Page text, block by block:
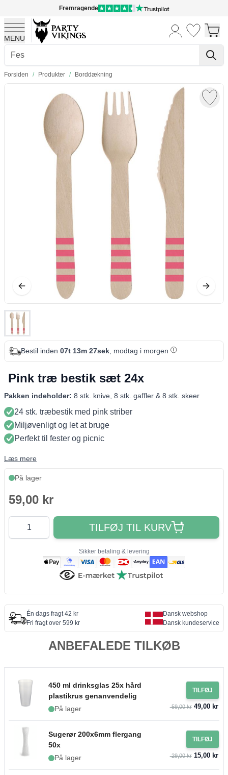
Fremragende
MENU
Skip to Content
Forsiden / Produkter / Borddækning
Bestil inden 07t 13m 26sek, modtag i morgen
Pink træ bestik sæt 24x
Pakken indeholder: 8 stk. knive, 8 stk. gaffler & 8 stk. skeer
24 stk. træbestik med pink striber
Miljøvenligt og let at bruge
Perfekt til fester og picnic
Læs mere
På lager
59,00 kr
Antal
TILFØJ TIL KURV
Sikker betaling & levering
Én dags fragt 42 kr
Fri fragt over 599 kr
Dansk webshop
Dansk kundeservice
ANBEFALEDE TILKØB
450 ml drinksglas 25x hård
plastikrus genanvendelig
På lager
TILFØJ
59,00 kr49,00 kr
Sugerør 200x6mm flergang
50x
På lager
TILFØJ
29,00 kr15,00 kr